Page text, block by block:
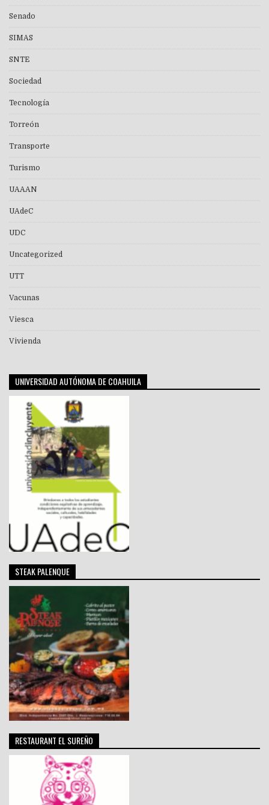
Senado
SIMAS
SNTE
Sociedad
Tecnología
Torreón
Transporte
Turismo
UAAAN
UAdeC
UDC
Uncategorized
UTT
Vacunas
Viesca
Vivienda
UNIVERSIDAD AUTÓNOMA DE COAHUILA
STEAK PALENQUE
RESTAURANT EL SUREÑO